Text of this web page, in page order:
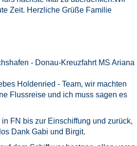
Zeit. Herzliche Grüße Familie
- Donau-Kreuzfahrt MS Ariana
Holdenried - Team, wir machten
Flussreise und ich muss sagen es
FN bis zur Einschiffung und zurück,
Dank Gabi und Birgit.